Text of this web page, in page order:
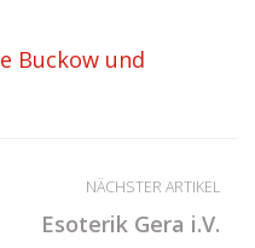
Buckow und
NÄCHSTER ARTIKEL
Esoterik Gera i.V.